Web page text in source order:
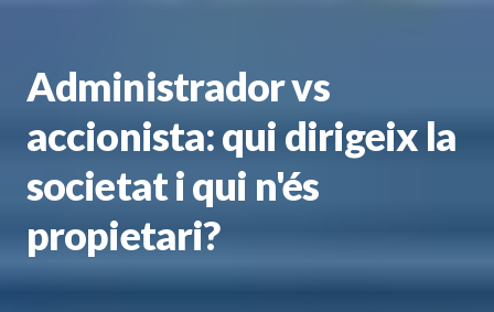
Administrador vs
accionista: qui dirigeix la
societat i qui n'és
propietari?